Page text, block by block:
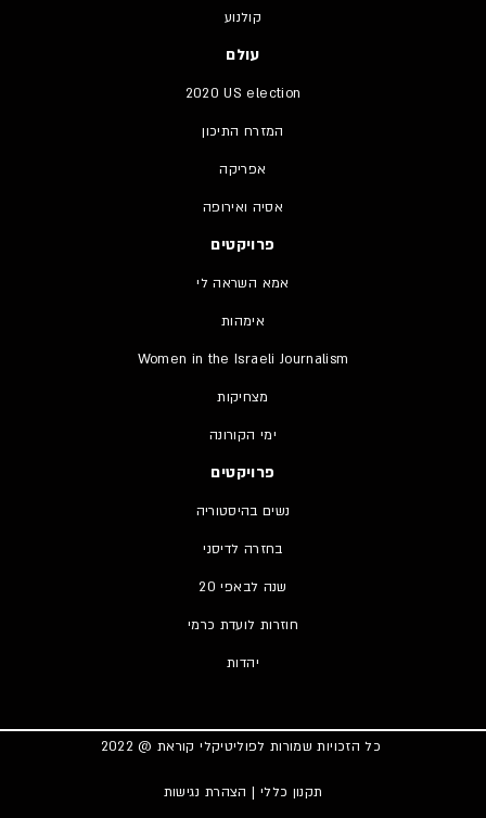
קולנוע
עולם
2020 US election
המזרח התיכון
אפריקה
אסיה ואירופה
פרויקטים
אמא השראה לי
אימהות
Women in the Israeli Journalism
מצחיקות
ימי הקורונה
פרויקטים
נשים בהיסטוריה
בחזרה לדיסני
20 שנה לבאפי
חוזרות לועדת כרמי
יהדות
תקנון כללי | הצהרת נגישות